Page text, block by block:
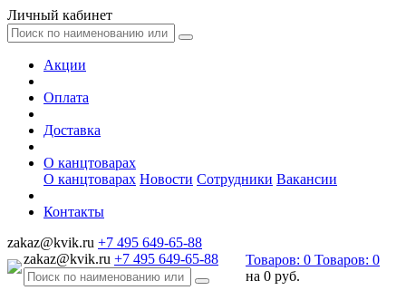
Личный кабинет
Акции
Оплата
Доставка
О канцтоварах
О канцтоварах Новости Сотрудники Вакансии
Контакты
zakaz@kvik.ru +7 495 649-65-88
zakaz@kvik.ru +7 495 649-65-88 Товаров: 0 Товаров: 0
на 0 руб.